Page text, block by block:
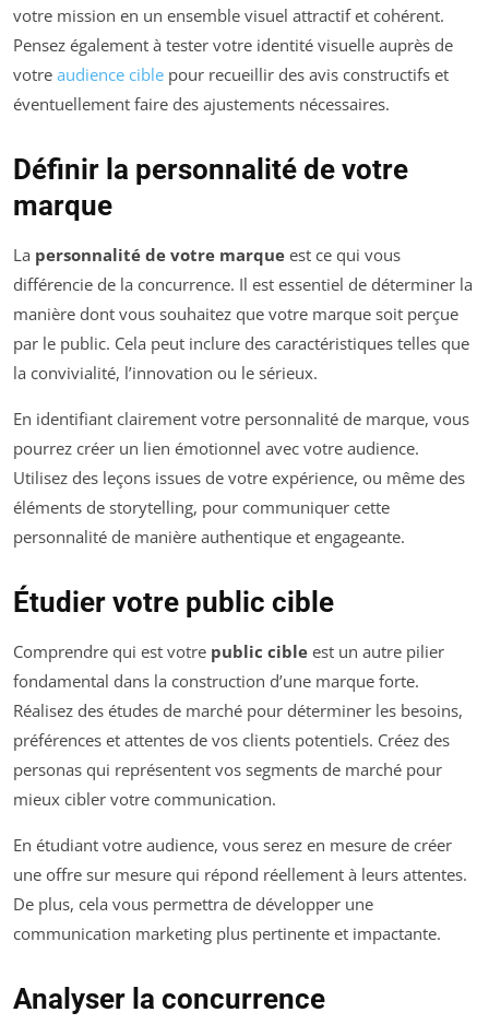
votre mission en un ensemble visuel attractif et cohérent.
Pensez également à tester votre identité visuelle auprès de
votre audience cible pour recueillir des avis constructifs et
éventuellement faire des ajustements nécessaires.
Définir la personnalité de votre
marque
La personnalité de votre marque est ce qui vous
différencie de la concurrence. Il est essentiel de déterminer la
manière dont vous souhaitez que votre marque soit perçue
par le public. Cela peut inclure des caractéristiques telles que
la convivialité, l’innovation ou le sérieux.
En identifiant clairement votre personnalité de marque, vous
pourrez créer un lien émotionnel avec votre audience.
Utilisez des leçons issues de votre expérience, ou même des
éléments de storytelling, pour communiquer cette
personnalité de manière authentique et engageante.
Étudier votre public cible
Comprendre qui est votre public cible est un autre pilier
fondamental dans la construction d’une marque forte.
Réalisez des études de marché pour déterminer les besoins,
préférences et attentes de vos clients potentiels. Créez des
personas qui représentent vos segments de marché pour
mieux cibler votre communication.
En étudiant votre audience, vous serez en mesure de créer
une offre sur mesure qui répond réellement à leurs attentes.
De plus, cela vous permettra de développer une
communication marketing plus pertinente et impactante.
Analyser la concurrence